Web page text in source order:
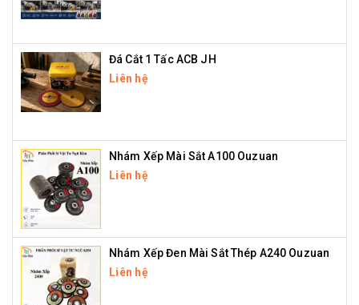
Đá Cắt 1 Tấc ACB JH
Liên hệ
Nhám Xếp Mài Sắt A100 Ouzuan
Liên hệ
Nhám Xếp Đen Mài Sắt Thép A240 Ouzuan
Liên hệ